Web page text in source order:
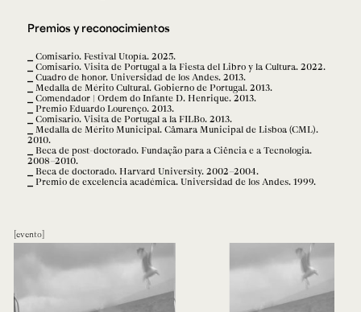
Premios y reconocimientos
Comisario. Festival Utopía. 2025.
Comisario. Visita de Portugal a la Fiesta del Libro y la Cultura. 2022.
Cuadro de honor. Universidad de los Andes. 2013.
Medalla de Mérito Cultural. Gobierno de Portugal. 2013.
Comendador | Ordem do Infante D. Henrique. 2013.
Premio Eduardo Lourenço. 2013.
Comisario. Visita de Portugal a la FILBo. 2013.
Medalla de Mérito Municipal. Câmara Municipal de Lisboa (CML).
2010.
Beca de post-doctorado. Fundação para a Ciência e a Tecnologia.
2008–2010.
Beca de doctorado. Harvard University. 2002–2004.
Premio de excelencia académica. Universidad de los Andes. 1999.
evento